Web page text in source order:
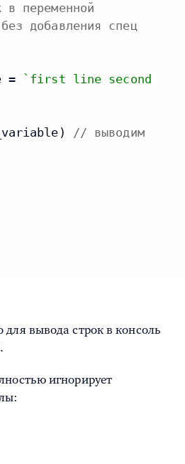
переменной
добавления спец
=
`first line second
// выводим
вывода строк в консоль
.
игнорирует